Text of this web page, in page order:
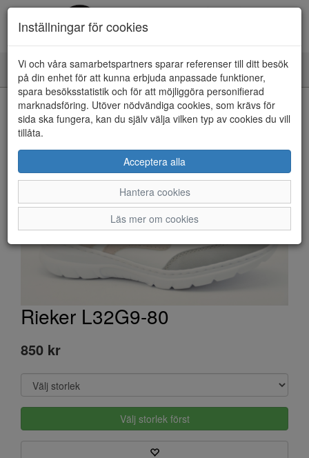
Toggle
navigation
HEM
Rieker L32G9-80
850 kr
Välj storlek först
Inställningar för cookies
Vi och våra samarbetspartners sparar referenser till ditt besök
på din enhet för att kunna erbjuda anpassade funktioner,
spara besöksstatistik och för att möjliggöra personifierad
marknadsföring. Utöver nödvändiga cookies, som krävs för
sida ska fungera, kan du själv välja vilken typ av cookies du vill
tillåta.
Acceptera alla
Hantera cookies
Läs mer om cookies